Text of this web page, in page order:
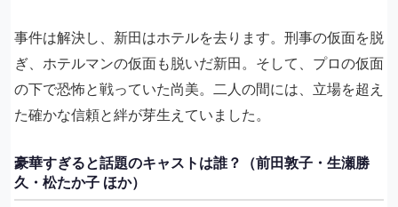
事件は解決し、新田はホテルを去ります。刑事の仮面を脱
ぎ、ホテルマンの仮面も脱いだ新田。そして、プロの仮面
の下で恐怖と戦っていた尚美。二人の間には、立場を超え
た確かな信頼と絆が芽生えていました。
豪華すぎると話題のキャストは誰？（前田敦子・生瀬勝
久・松たか子 ほか）